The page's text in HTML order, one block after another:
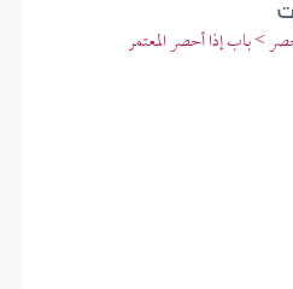
> باب إذا أحصر المعتمر